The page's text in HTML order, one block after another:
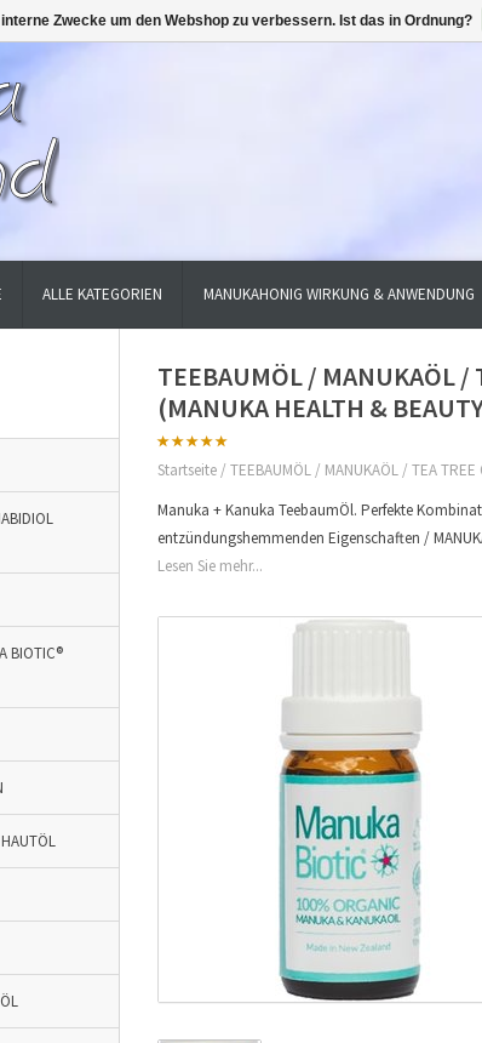
ALLE KATEGORIEN MANUKAHONIG WIRKUNG & ANWENDUNG
BIOTIC®
TEEBAUMÖL / MANUKAÖL
(MANUKA HEALTH &
Startseite / TEEBAUMÖL / MANUKAÖL / TEA
Manuka + Kanuka TeebaumÖl. Perfekte
entzündungshemmenden Eigenschaften /
Lesen Sie mehr...
Zwecke um den Webshop zu verbessern. Ist das in Ordnung?